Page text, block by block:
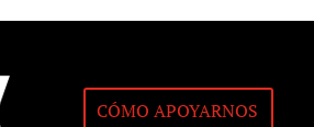
CÓMO APOYARNOS